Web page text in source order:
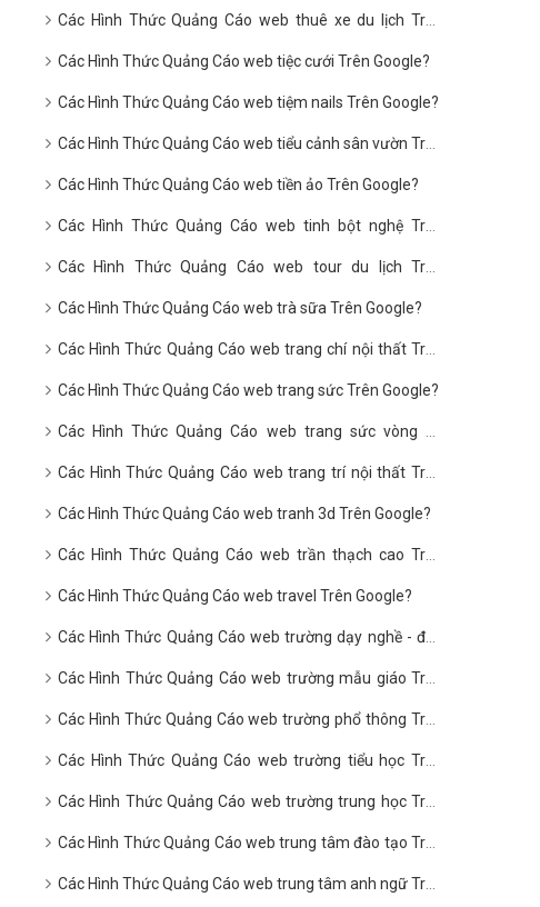
Google?
Các Hình Thức Quảng Cáo web thuê xe du lịch Trên
Google?
Các Hình Thức Quảng Cáo web tiệc cưới Trên Google?
Các Hình Thức Quảng Cáo web tiệm nails Trên Google?
Các Hình Thức Quảng Cáo web tiểu cảnh sân vườn Trên
Google?
Các Hình Thức Quảng Cáo web tiền ảo Trên Google?
Các Hình Thức Quảng Cáo web tinh bột nghệ Trên
Google?
Các Hình Thức Quảng Cáo web tour du lịch Trên
Google?
Các Hình Thức Quảng Cáo web trà sữa Trên Google?
Các Hình Thức Quảng Cáo web trang chí nội thất Trên
Google?
Các Hình Thức Quảng Cáo web trang sức Trên Google?
Các Hình Thức Quảng Cáo web trang sức vòng hổ
phách Trên Google?
Các Hình Thức Quảng Cáo web trang trí nội thất Trên
Google?
Các Hình Thức Quảng Cáo web tranh 3d Trên Google?
Các Hình Thức Quảng Cáo web trần thạch cao Trên
Google?
Các Hình Thức Quảng Cáo web travel Trên Google?
Các Hình Thức Quảng Cáo web trường dạy nghề - đào
tạo nghề Trên Google?
Các Hình Thức Quảng Cáo web trường mẫu giáo Trên
Google?
Các Hình Thức Quảng Cáo web trường phổ thông Trên
Google?
Các Hình Thức Quảng Cáo web trường tiểu học Trên
Google?
Các Hình Thức Quảng Cáo web trường trung học Trên
Google?
Các Hình Thức Quảng Cáo web trung tâm đào tạo Trên
Google?
Các Hình Thức Quảng Cáo web trung tâm anh ngữ Trên